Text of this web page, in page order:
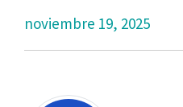
noviembre 19, 2025